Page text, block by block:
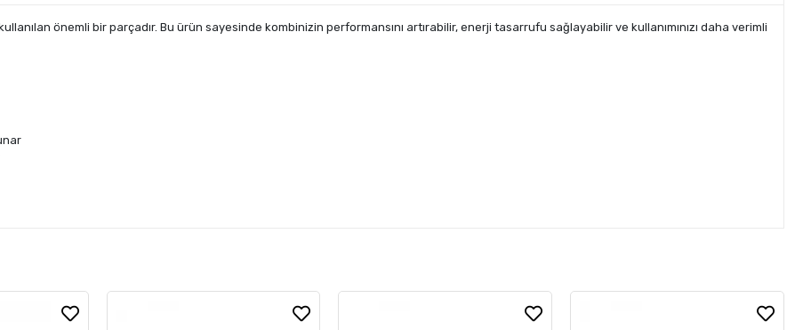
önemli bir parçadır. Bu ürün sayesinde kombinizin performansını artırabilir, enerji tasarrufu sağlayabilir ve kullanımınızı daha verimli